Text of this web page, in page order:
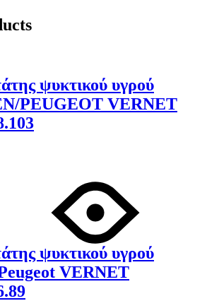
ψυκτικού υγρού
PEUGEOT VERNET
ψυκτικού υγρού
VERNET